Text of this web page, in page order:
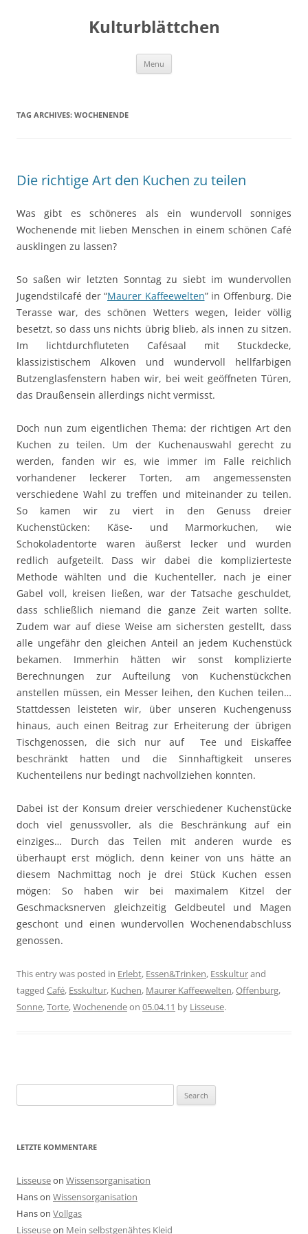
Kulturblättchen
Menu
TAG ARCHIVES: WOCHENENDE
Die richtige Art den Kuchen zu teilen
Was gibt es schöneres als ein wundervoll sonniges
Wochenende mit lieben Menschen in einem schönen Café
ausklingen zu lassen?
So saßen wir letzten Sonntag zu siebt im wundervollen
Jugendstilcafé der “Maurer Kaffeewelten” in Offenburg. Die
Terasse war, des schönen Wetters wegen, leider völlig
besetzt, so dass uns nichts übrig blieb, als innen zu sitzen.
Im lichtdurchfluteten Cafésaal mit Stuckdecke,
klassizistischem Alkoven und wundervoll hellfarbigen
Butzenglasfenstern haben wir, bei weit geöffneten Türen,
das Draußensein allerdings nicht vermisst.
Doch nun zum eigentlichen Thema: der richtigen Art den
Kuchen zu teilen. Um der Kuchenauswahl gerecht zu
werden, fanden wir es, wie immer im Falle reichlich
vorhandener leckerer Torten, am angemessensten
verschiedene Wahl zu treffen und miteinander zu teilen.
So kamen wir zu viert in den Genuss dreier
Kuchenstücken: Käse- und Marmorkuchen, wie
Schokoladentorte waren äußerst lecker und wurden
redlich aufgeteilt. Dass wir dabei die komplizierteste
Methode wählten und die Kuchenteller, nach je einer
Gabel voll, kreisen ließen, war der Tatsache geschuldet,
dass schließlich niemand die ganze Zeit warten sollte.
Zudem war auf diese Weise am sichersten gestellt, dass
alle ungefähr den gleichen Anteil an jedem Kuchenstück
bekamen. Immerhin hätten wir sonst komplizierte
Berechnungen zur Aufteilung von Kuchenstückchen
anstellen müssen, ein Messer leihen, den Kuchen teilen…
Stattdessen leisteten wir, über unseren Kuchengenuss
hinaus, auch einen Beitrag zur Erheiterung der übrigen
Tischgenossen, die sich nur auf Tee und Eiskaffee
beschränkt hatten und die Sinnhaftigkeit unseres
Kuchenteilens nur bedingt nachvollziehen konnten.
Dabei ist der Konsum dreier verschiedener Kuchenstücke
doch viel genussvoller, als die Beschränkung auf ein
einziges… Durch das Teilen mit anderen wurde es
überhaupt erst möglich, denn keiner von uns hätte an
diesem Nachmittag noch je drei Stück Kuchen essen
mögen: So haben wir bei maximalem Kitzel der
Geschmacksnerven gleichzeitig Geldbeutel und Magen
geschont und einen wundervollen Wochenendabschluss
genossen.
This entry was posted in Erlebt, Essen&Trinken, Esskulturand
tagged Café, Esskultur, Kuchen, Maurer Kaffeewelten,Offenburg,
Sonne,Torte,Wochenendeon 05.04.11 by Lisseuse.
for:
LETZTE KOMMENTARE
Lisseuseon Wissensorganisation
Hanson Wissensorganisation
Hanson Vollgas
Lisseuseon Mein selbstgenähtes Kleid